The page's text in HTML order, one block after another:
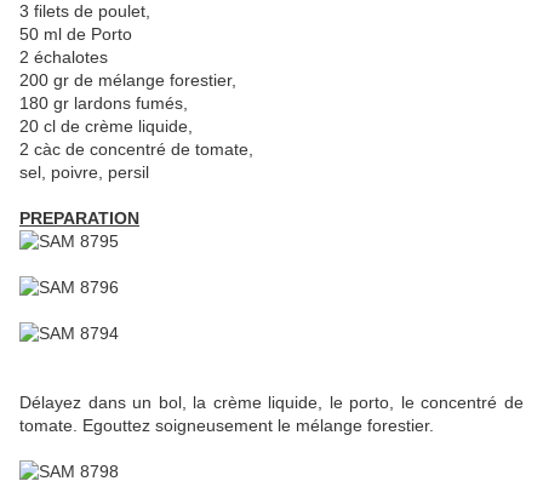
3 filets de poulet,
50 ml de Porto
2 échalotes
200 gr de mélange forestier,
180 gr lardons fumés,
20 cl de crème liquide,
2 càc de concentré de tomate,
sel, poivre, persil
PREPARATION
Délayez dans un bol, la crème liquide, le porto, le concentré de
tomate. Egouttez soigneusement le mélange forestier.